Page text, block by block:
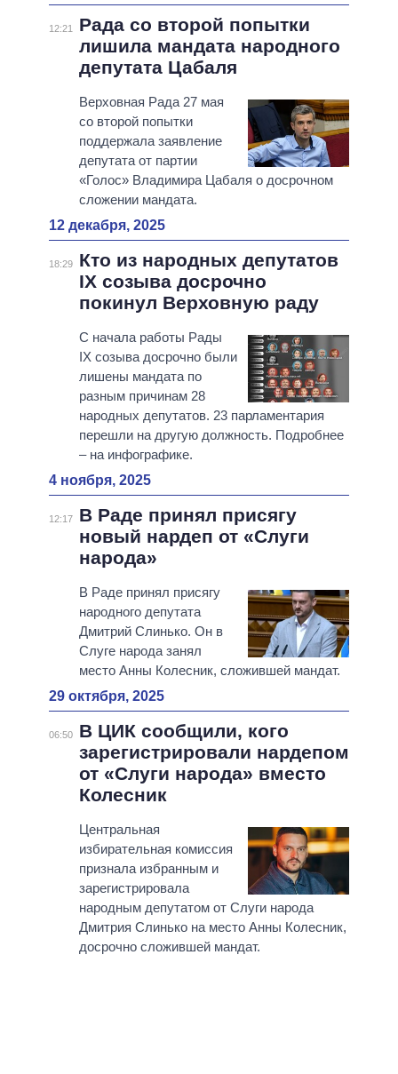
12:21
Рада со второй попытки
лишила мандата народного
депутата Цабаля
Верховная Рада 27 мая
со второй попытки
поддержала заявление
депутата от партии
«Голос» Владимира Цабаля о досрочном
сложении мандата.
12 декабря, 2025
18:29
Кто из народных депутатов
IX созыва досрочно
покинул Верховную раду
С начала работы Рады
IX созыва досрочно были
лишены мандата по
разным причинам 28
народных депутатов. 23 парламентария
перешли на другую должность. Подробнее
– на инфографике.
4 ноября, 2025
12:17
В Раде принял присягу
новый нардеп от «Слуги
народа»
В Раде принял присягу
народного депутата
Дмитрий Слинько. Он в
Слуге народа занял
место Анны Колесник, сложившей мандат.
29 октября, 2025
06:50
В ЦИК сообщили, кого
зарегистрировали нардепом
от «Слуги народа» вместо
Колесник
Центральная
избирательная комиссия
признала избранным и
зарегистрировала
народным депутатом от Слуги народа
Дмитрия Слинько на место Анны Колесник,
досрочно сложившей мандат.